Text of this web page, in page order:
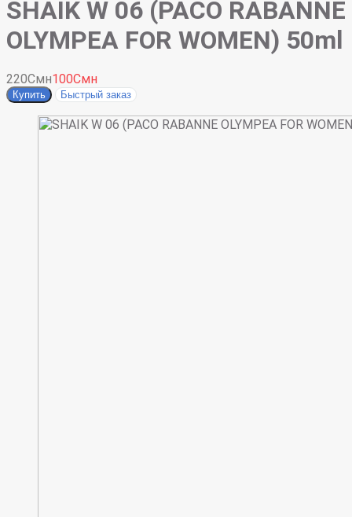
SHAIK W 06 (PACO RABANNE
OLYMPEA FOR WOMEN) 50ml
220Смн100Смн
Купить Быстрый заказ